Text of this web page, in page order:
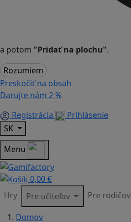
a potom "Pridať na plochu".
Rozumiem
Preskočiť na obsah
Darujte nám 2 %
Registrácia
Prihlásenie
SK
Menu
0,00 €
Hry
Pre učiteľov Pre rodičov
Domov